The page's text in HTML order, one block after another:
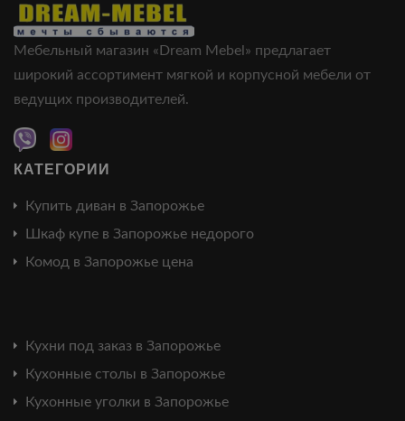
Мебельный магазин «Dream Mebel» предлагает
широкий ассортимент мягкой и корпусной мебели от
ведущих производителей.
КАТЕГОРИИ
Купить диван в Запорожье
Шкаф купе в Запорожье недорого
Комод в Запорожье цена
Кухни под заказ в Запорожье
Кухонные столы в Запорожье
Кухонные уголки в Запорожье